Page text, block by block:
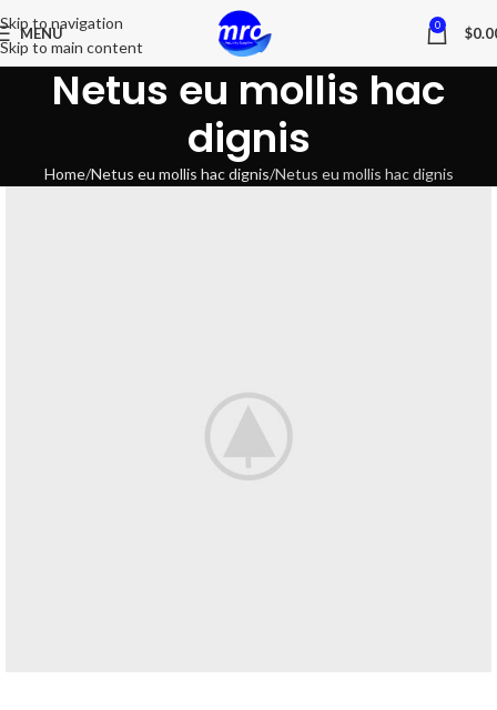
Skip to navigation
Skip to main content
MENU 0 $
Netus eu mollis hac
dignis
Home Netus eu mollis hac dignis Netus eu mollis hac dignis